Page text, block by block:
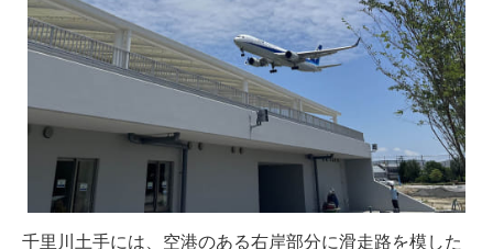
千里川土手には、空港のある右岸部分に滑走路を模した